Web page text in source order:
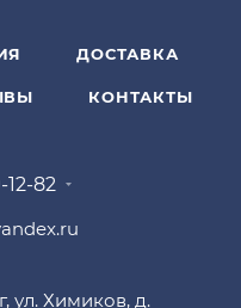
ДОСТАВКА
КОНТАКТЫ
12-82
ул. Химиков, д.